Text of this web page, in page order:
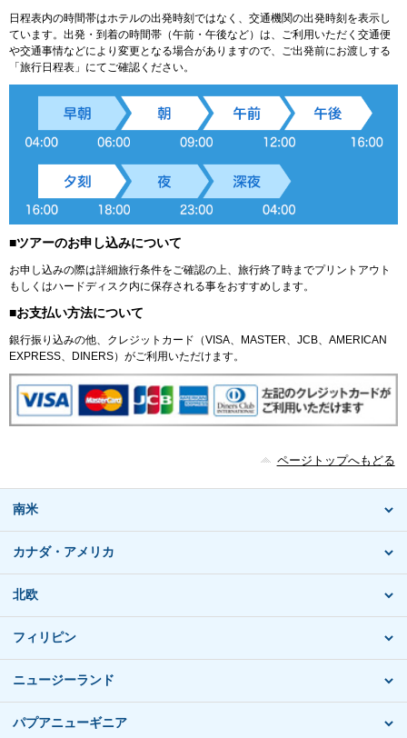
日程表内の時間帯はホテルの出発時刻ではなく、交通機関の出発時刻を表示し
ています。出発・到着の時間帯（午前・午後など）は、ご利用いただく交通便
や交通事情などにより変更となる場合がありますので、ご出発前にお渡しする
「旅行日程表」にてご確認ください。
■ツアーのお申し込みについて
お申し込みの際は詳細旅行条件をご確認の上、旅行終了時までプリントアウト
もしくはハードディスク内に保存される事をおすすめします。
■お支払い方法について
銀行振り込みの他、クレジットカード（VISA、MASTER、JCB、AMERICAN
EXPRESS、DINERS）がご利用いただけます。
ページトップへもどる
南米
カナダ・アメリカ
北欧
フィリピン
ニュージーランド
パプアニューギニア